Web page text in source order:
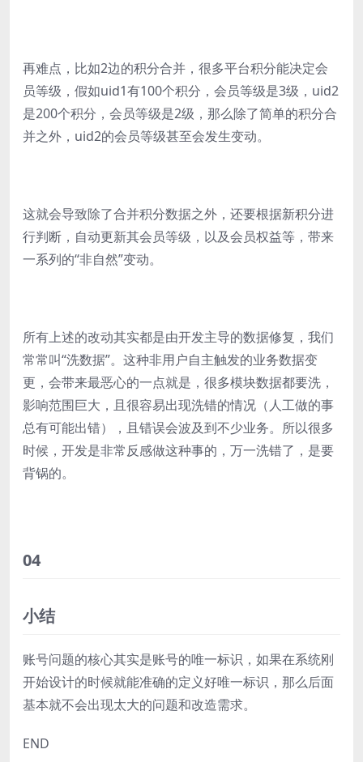
再难点，比如2边的积分合并，很多平台积分能决定会
员等级，假如uid1有100个积分，会员等级是3级，uid2
是200个积分，会员等级是2级，那么除了简单的积分合
并之外，uid2的会员等级甚至会发生变动。
这就会导致除了合并积分数据之外，还要根据新积分进
行判断，自动更新其会员等级，以及会员权益等，带来
一系列的“非自然”变动。
所有上述的改动其实都是由开发主导的数据修复，我们
常常叫“洗数据”。这种非用户自主触发的业务数据变
更，会带来最恶心的一点就是，很多模块数据都要洗，
影响范围巨大，且很容易出现洗错的情况（人工做的事
总有可能出错），且错误会波及到不少业务。所以很多
时候，开发是非常反感做这种事的，万一洗错了，是要
背锅的。
04
小结
账号问题的核心其实是账号的唯一标识，如果在系统刚
开始设计的时候就能准确的定义好唯一标识，那么后面
基本就不会出现太大的问题和改造需求。
END